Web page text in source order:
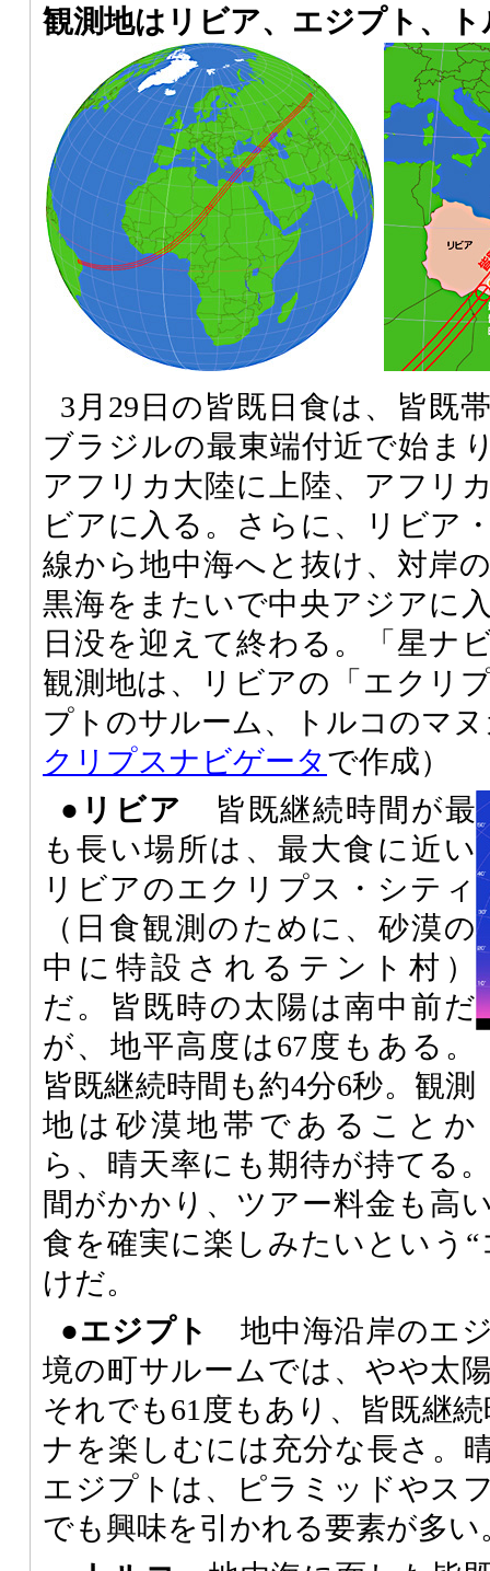
観測地はリビア、エジプト、ト
3月29日の皆既日食は、皆既
ブラジルの最東端付近で始ま
アフリカ大陸に上陸、アフリ
ビアに入る。さらに、リビア
線から地中海へと抜け、対岸
黒海をまたいで中央アジアに
日没を迎えて終わる。「星ナ
観測地は、リビアの「エクリ
プトのサルーム、トルコのマ
クリプスナビゲータ で作成）
●リビア
皆既継続時間が最
も長い場所は、最大食に近い
リビアのエクリプス・シティ
（日食観測のために、砂漠の
中に特設されるテント村）
だ。皆既時の太陽は南中前だ
が、地平高度は67度もある。
皆既継続時間も約4分6秒。観測
地は砂漠地帯であることか
ら、晴天率にも期待が持てる
間がかかり、ツアー料金も高
食を確実に楽しみたいという“
けだ。
●エジプト
地中海沿岸のエ
境の町サルームでは、やや太
それでも61度もあり、皆既継
ナを楽しむには充分な長さ。
エジプトは、ピラミッドやス
でも興味を引かれる要素が多い